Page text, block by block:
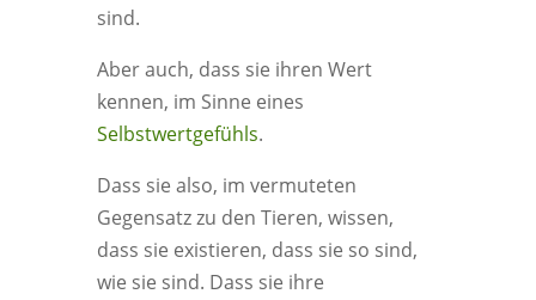
sind.
Aber auch, dass sie ihren Wert
kennen, im Sinne eines
Selbstwertgefühls.
Dass sie also, im vermuteten
Gegensatz zu den Tieren, wissen,
dass sie existieren, dass sie so sind,
wie sie sind. Dass sie ihre